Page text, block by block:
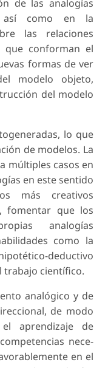
de las analo­gías
así como en la
las relaciones
que conforman el
formas de ver
modelo objeto,
del modelo
lo que
de modelos. La
múltiples casos en
en este sentido
más creativos
fomentar que los
analogías
como la
deductivo
trabajo científico.
analógico y de
de modo
aprendizaje de
nece­
en el